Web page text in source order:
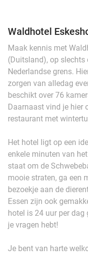
Waldhotel
Maak kennis met
(Duitsland), op slechts
Nederlandse grens.
zorgen van alledag
beschikt over 76
Daarnaast vind je hier
restaurant met
Het hotel ligt op een
enkele minuten van
staat om de
mooie straten, ga een
bezoekje aan de
Essen zijn ook
hotel is 24 uur per
je vragen hebt!
Je bent van harte